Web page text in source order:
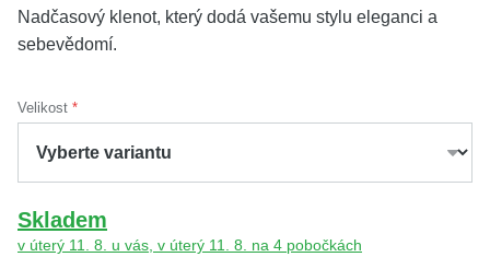
Nadčasový klenot, který dodá vašemu stylu eleganci a
sebevědomí.
Velikost
Skladem
v úterý 11. 8. u vás, v úterý 11. 8. na 4 pobočkách